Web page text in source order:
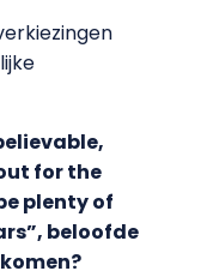
for the
plenty of
beloofde